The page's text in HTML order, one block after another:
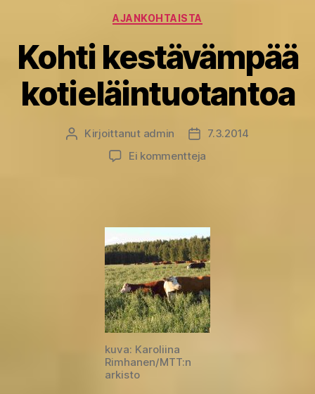
Kategoriat
AJANKOHTAISTA
Kohti kestävämpää
kotieläintuotantoa
Kirjoittaja
Kirjoittanut admin Julkaisupäivämäärä
7.3.2014
Ei kommentteja
kuva: Karoliina
Rimhanen/MTT:n
arkisto